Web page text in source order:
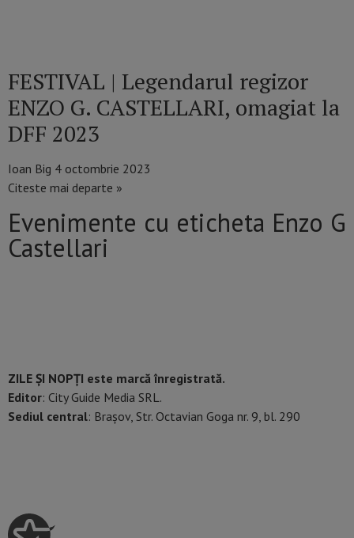
FESTIVAL | Legendarul regizor
ENZO G. CASTELLARI, omagiat la
DFF 2023
Ioan Big 4 octombrie 2023
Citeste mai departe »
Evenimente cu eticheta Enzo G
Castellari
ZILE ȘI NOPȚI este marcă înregistrată.
Editor: City Guide Media SRL.
Sediul central: Brașov, Str. Octavian Goga nr. 9, bl. 290